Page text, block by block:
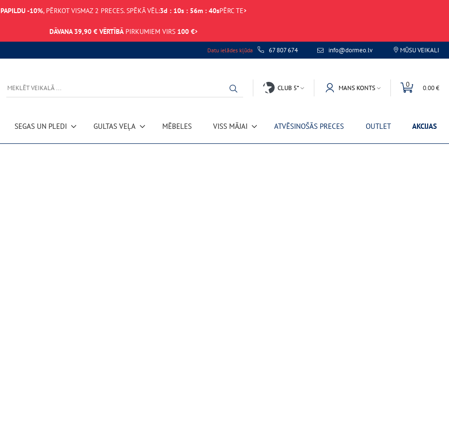
PAPILDU -10%, PĒRKOT VISMAZ 2 PRECES. SPĒKĀ VĒL:3d : 10s : 56m : 40sPĒRC TE
DĀVANA 39,90 € VĒRTĪBĀ PIRKUMIEM VIRS 100 €
Datu ielādes kļūda 67 807 674 info@dormeo.lv MŪSU VEIKALI
CLUB 5* MANS KONTS 0 0.00 €
SEGAS UN PLEDI GULTAS VEĻA MĒBELES VISS MĀJAI ATVĒSINOŠĀS PRECES OUTLET AKCIJAS